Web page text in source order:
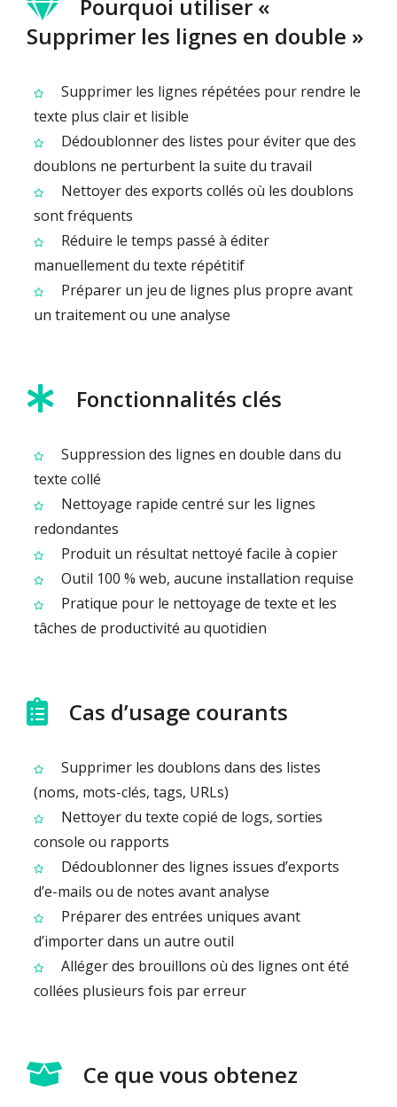
Pourquoi utiliser «
Supprimer les lignes en double »
Supprimer les lignes répétées pour rendre le
texte plus clair et lisible
Dédoublonner des listes pour éviter que des
doublons ne perturbent la suite du travail
Nettoyer des exports collés où les doublons
sont fréquents
Réduire le temps passé à éditer
manuellement du texte répétitif
Préparer un jeu de lignes plus propre avant
un traitement ou une analyse
Fonctionnalités clés
Suppression des lignes en double dans du
texte collé
Nettoyage rapide centré sur les lignes
redondantes
Produit un résultat nettoyé facile à copier
Outil 100 % web, aucune installation requise
Pratique pour le nettoyage de texte et les
tâches de productivité au quotidien
Cas d’usage courants
Supprimer les doublons dans des listes
(noms, mots-clés, tags, URLs)
Nettoyer du texte copié de logs, sorties
console ou rapports
Dédoublonner des lignes issues d’exports
d’e-mails ou de notes avant analyse
Préparer des entrées uniques avant
d’importer dans un autre outil
Alléger des brouillons où des lignes ont été
collées plusieurs fois par erreur
Ce que vous obtenez